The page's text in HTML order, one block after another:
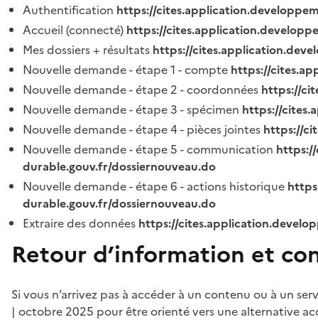
Authentification https://
Accueil (connecté) https://
Mes dossiers + résultats https://
Nouvelle demande - étape 1 - compte https://
Nouvelle demande - étape 2 - coordonnées https://
Nouvelle demande - étape 3 - spécimen https://
Nouvelle demande - étape 4 - pièces jointes https://
Nouvelle demande - étape 5 - communication
durable.gouv.fr/dossiernouveau.do
Nouvelle demande - étape 6 - actions historique
durable.gouv.fr/dossiernouveau.do
Extraire des données https://
Retour d’information et
Si vous n’arrivez pas à accéder à un contenu ou à un
| octobre 2025 pour être orienté vers une alternative